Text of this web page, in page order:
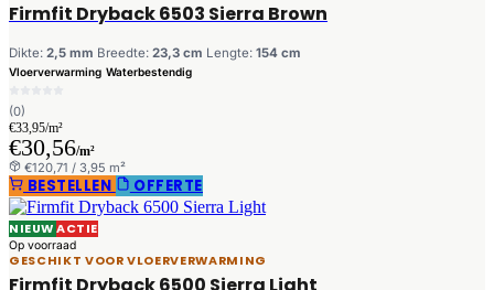
Firmfit Dryback 6503 Sierra Brown
Dikte: 2,5 mm Breedte: 23,3 cm Lengte: 154 cm
Vloerverwarming Waterbestendig
(0)
€33,95/m²
€30,56/m²
€120,71 / 3,95 m²
BESTELLEN OFFERTE
NIEUWACTIE
Op voorraad
GESCHIKT VOOR VLOERVERWARMING